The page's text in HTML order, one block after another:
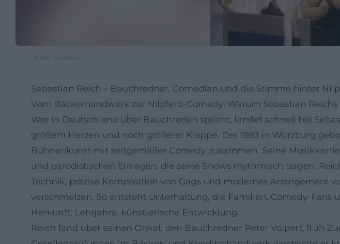
Quelle: Wikipedia
Sebastian Reich – Bauchredner, Comedian und die Stimme hinter
Vom Bäckerhandwerk zur Nilpferd-Comedy: Warum Sebastian
Wer in Deutschland über Bauchreden spricht, landet schnell bei
großem Herzen und noch größerer Klappe. Der 1983 in Würzburg
Bühnenkunst mit zeitgemäßer Comedy zusammen. Seine
und parodistischen Einlagen, die seine Shows rhythmisch tragen.
Technik, präzise Komposition von Gags und modernes Arrangement
verschmelzen. So entsteht Unterhaltung, die Familien, Comedy-
Herkunft, Lehrjahre, künstlerische Entwicklung
Reich fand über seinen Onkel, den Bauchredner Peter Volpert, früh